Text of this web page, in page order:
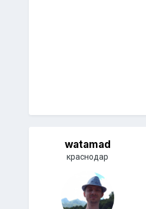
watamad
краснодар